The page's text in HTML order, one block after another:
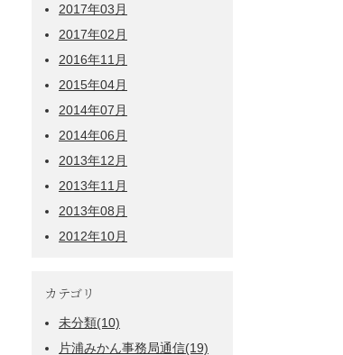
2017年03月
2017年02月
2016年11月
2015年04月
2014年07月
2014年06月
2013年12月
2013年11月
2013年08月
2012年10月
カテゴリ
未分類(10)
片浦みかん事務局通信(19)